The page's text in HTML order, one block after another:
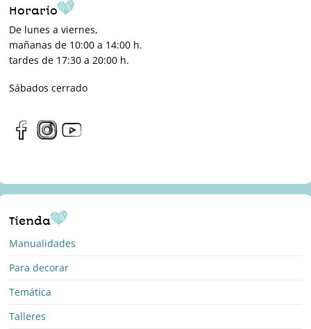
Horario
De lunes a viernes,
mañanas de 10:00 a 14:00 h.
tardes de 17:30 a 20:00 h.
Sábados cerrado
Tienda
Manualidades
Para decorar
Temática
Talleres